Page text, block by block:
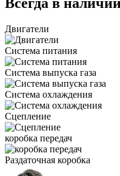
Двигатели
Система питания
Система выпуска газа
Система охлаждения
Сцепление
коробка передач
Раздаточная коробка